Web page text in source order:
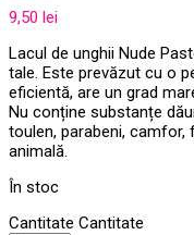
9,50 lei
Lacul de unghii Nude
tale. Este prevăzut cu o
eficientă, are un grad
Nu conține substanțe
toulen, parabeni, camfor,
animală.
În stoc
Cantitate Cantitate